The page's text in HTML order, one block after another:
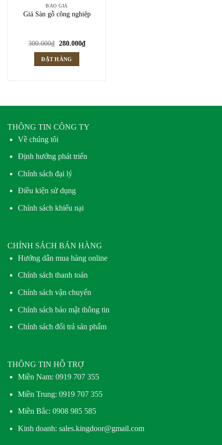
BÁO GIÁ
Giá Sàn gỗ công nghiệp
300.000₫ Giá
là:
300.000₫.
280.000₫Giá
ĐẶT HÀNG
THÔNG TIN CÔNG TY
Về chúng tôi
Định hướng phát triển
Chính sách đại lý
Điều kiện sử dụng
Chính sách khiếu nại
CHÍNH SÁCH BÁN HÀNG
Hướng dẫn mua hàng online
Chính sách thanh toán
Chính sách vận chuyển
Chính sách bảo mật thông tin
Chính sách đổi trả sản phẩm
THÔNG TIN HỖ TRỢ
Miền Nam: 0919 707 355
Miền Trung: 0919 707 355
Miền Bắc: 0908 985 585
Kinh doanh: sales.kingdoor@gmail.com